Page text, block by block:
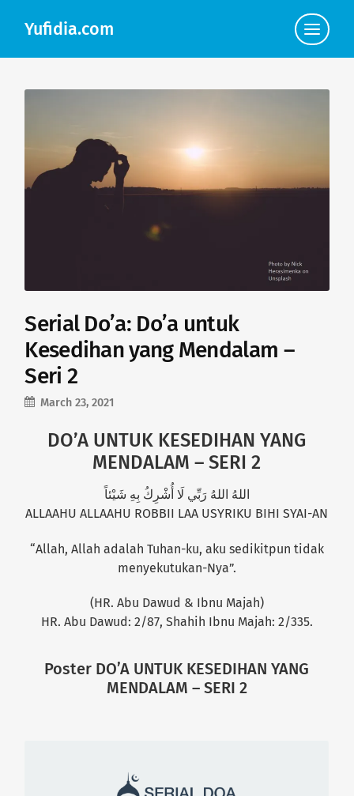
Yufidia.com
Click
to
view
Serial Do’a: Do’a untuk
Kesedihan yang Mendalam –
Seri 2
March 23, 2021
DO’A UNTUK KESEDIHAN YANG
MENDALAM – SERI 2
اللهُ اللهُ رَبِّي لَا أُشْرِكُ بِهِ شَيْئاً
ALLAAHU ALLAAHU ROBBII LAA USYRIKU BIHI SYAI-AN
“Allah, Allah adalah Tuhan-ku, aku sedikitpun tidak
menyekutukan-Nya”.
(HR. Abu Dawud & Ibnu Majah)
HR. Abu Dawud: 2/87, Shahih Ibnu Majah: 2/335.
Poster DO’A UNTUK KESEDIHAN YANG
MENDALAM – SERI 2